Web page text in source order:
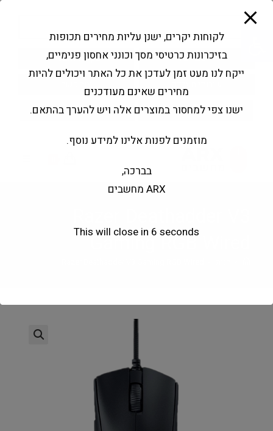
פתח סרגל נגישות
Products
search
החשבון שלי בקשה להצעה
Gaming RGB Wired
לקוחות יקרים, ישנן עליות מחירים תכופות
בזיכרונות כרטיסי מסך וכונני אחסון פנימיים,
ייקח לנו מעט זמן לעדכן את כל האתר ויכולים להיות
מחירים שאינם מעודכנים
ישנו צפי למחסור במוצרים אלה ויש להערך בהתאם.
מוזמנים לפנות אלינו למידע נוסף.
בברכה,
ARX מחשבים
This will close in 5 seconds